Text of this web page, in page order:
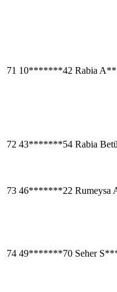
71 10*******42 Rabia
72 43*******54 Rabia
73 46*******22
74 49*******70 Seher